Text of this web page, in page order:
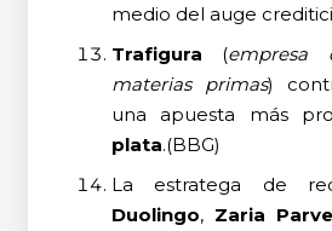
medio del auge
Trafigura (empresa
materias primas)
una apuesta más
plata.(BBG)
La estratega de
Duolingo, Zaria